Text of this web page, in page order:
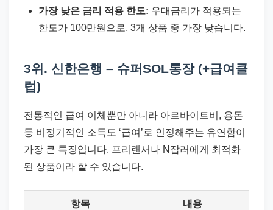
가장 낮은 금리 적용 한도: 우대금리가 적용되는
한도가 100만원으로, 3개 상품 중 가장 낮습니다.
3위. 신한은행 – 슈퍼SOL통장 (+급여클
럽)
전통적인 급여 이체뿐만 아니라 아르바이트비, 용돈
등 비정기적인 소득도 ‘급여’로 인정해주는 유연함이
가장 큰 특징입니다. 프리랜서나 N잡러에게 최적화
된 상품이라 할 수 있습니다.
항목 내용